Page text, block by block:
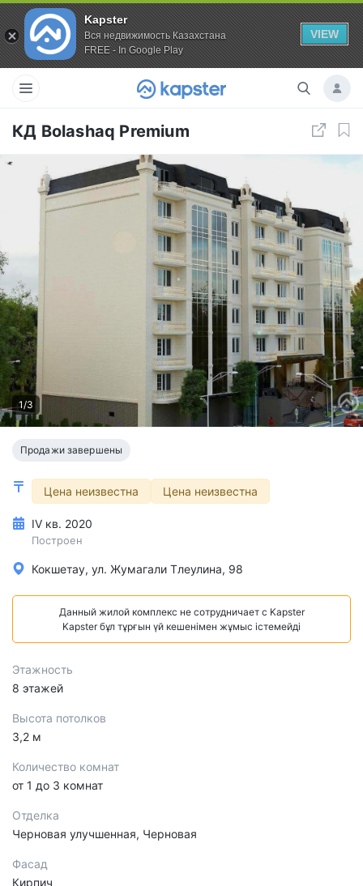
Kapster
Вся недвижимость Казахстана
FREE - In Google Play
VIEW
КД Bolashaq Premium
1/3
Продажи завершены
Цена неизвестна Цена неизвестна
IV кв. 2020
Построен
Кокшетау, ул. Жумагали Тлеулина, 98
Данный жилой комплекс не сотрудничает с Kapster
Kapster бұл тұрғын үй кешенімен жұмыс істемейді
Этажность
8 этажей
Высота потолков
3,2 м
Количество комнат
от 1 до 3 комнат
Отделка
Черновая улучшенная, Черновая
Фасад
Кирпич